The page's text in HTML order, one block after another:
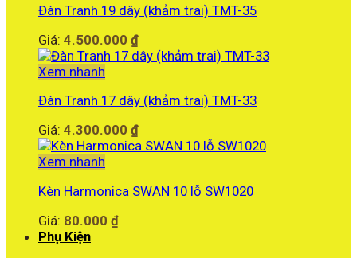
Đàn Tranh 19 dây (khảm trai) TMT-35
Giá: 4.500.000 ₫
Xem nhanh
Đàn Tranh 17 dây (khảm trai) TMT-33
Giá: 4.300.000 ₫
Xem nhanh
Kèn Harmonica SWAN 10 lỗ SW1020
Giá: 80.000 ₫
Phụ Kiện